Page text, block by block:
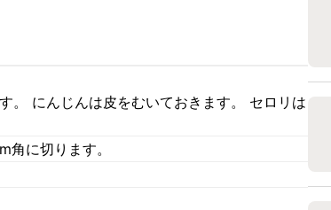
。 にんじんは皮をむいておきます。 セロリは
角に切ります。